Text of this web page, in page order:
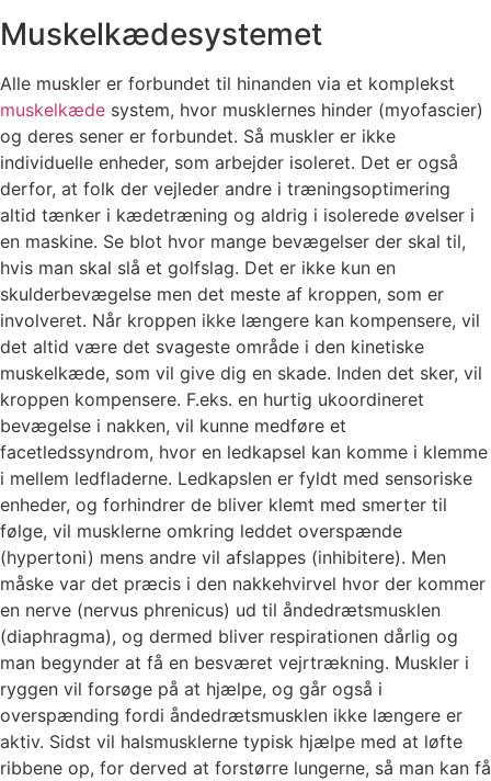
Muskelkædesystemet
Alle muskler er forbundet til hinanden via et komplekst
muskelkæde system, hvor musklernes hinder (myofascier)
og deres sener er forbundet. Så muskler er ikke
individuelle enheder, som arbejder isoleret. Det er også
derfor, at folk der vejleder andre i træningsoptimering
altid tænker i kædetræning og aldrig i isolerede øvelser i
en maskine. Se blot hvor mange bevægelser der skal til,
hvis man skal slå et golfslag. Det er ikke kun en
skulderbevægelse men det meste af kroppen, som er
involveret. Når kroppen ikke længere kan kompensere, vil
det altid være det svageste område i den kinetiske
muskelkæde, som vil give dig en skade. Inden det sker, vil
kroppen kompensere. F.eks. en hurtig ukoordineret
bevægelse i nakken, vil kunne medføre et
facetledssyndrom, hvor en ledkapsel kan komme i klemme
i mellem ledfladerne. Ledkapslen er fyldt med sensoriske
enheder, og forhindrer de bliver klemt med smerter til
følge, vil musklerne omkring leddet overspænde
(hypertoni) mens andre vil afslappes (inhibitere). Men
måske var det præcis i den nakkehvirvel hvor der kommer
en nerve (nervus phrenicus) ud til åndedrætsmusklen
(diaphragma), og dermed bliver respirationen dårlig og
man begynder at få en besværet vejrtrækning. Muskler i
ryggen vil forsøge på at hjælpe, og går også i
overspænding fordi åndedrætsmusklen ikke længere er
aktiv. Sidst vil halsmusklerne typisk hjælpe med at løfte
ribbene op, for derved at forstørre lungerne, så man kan få